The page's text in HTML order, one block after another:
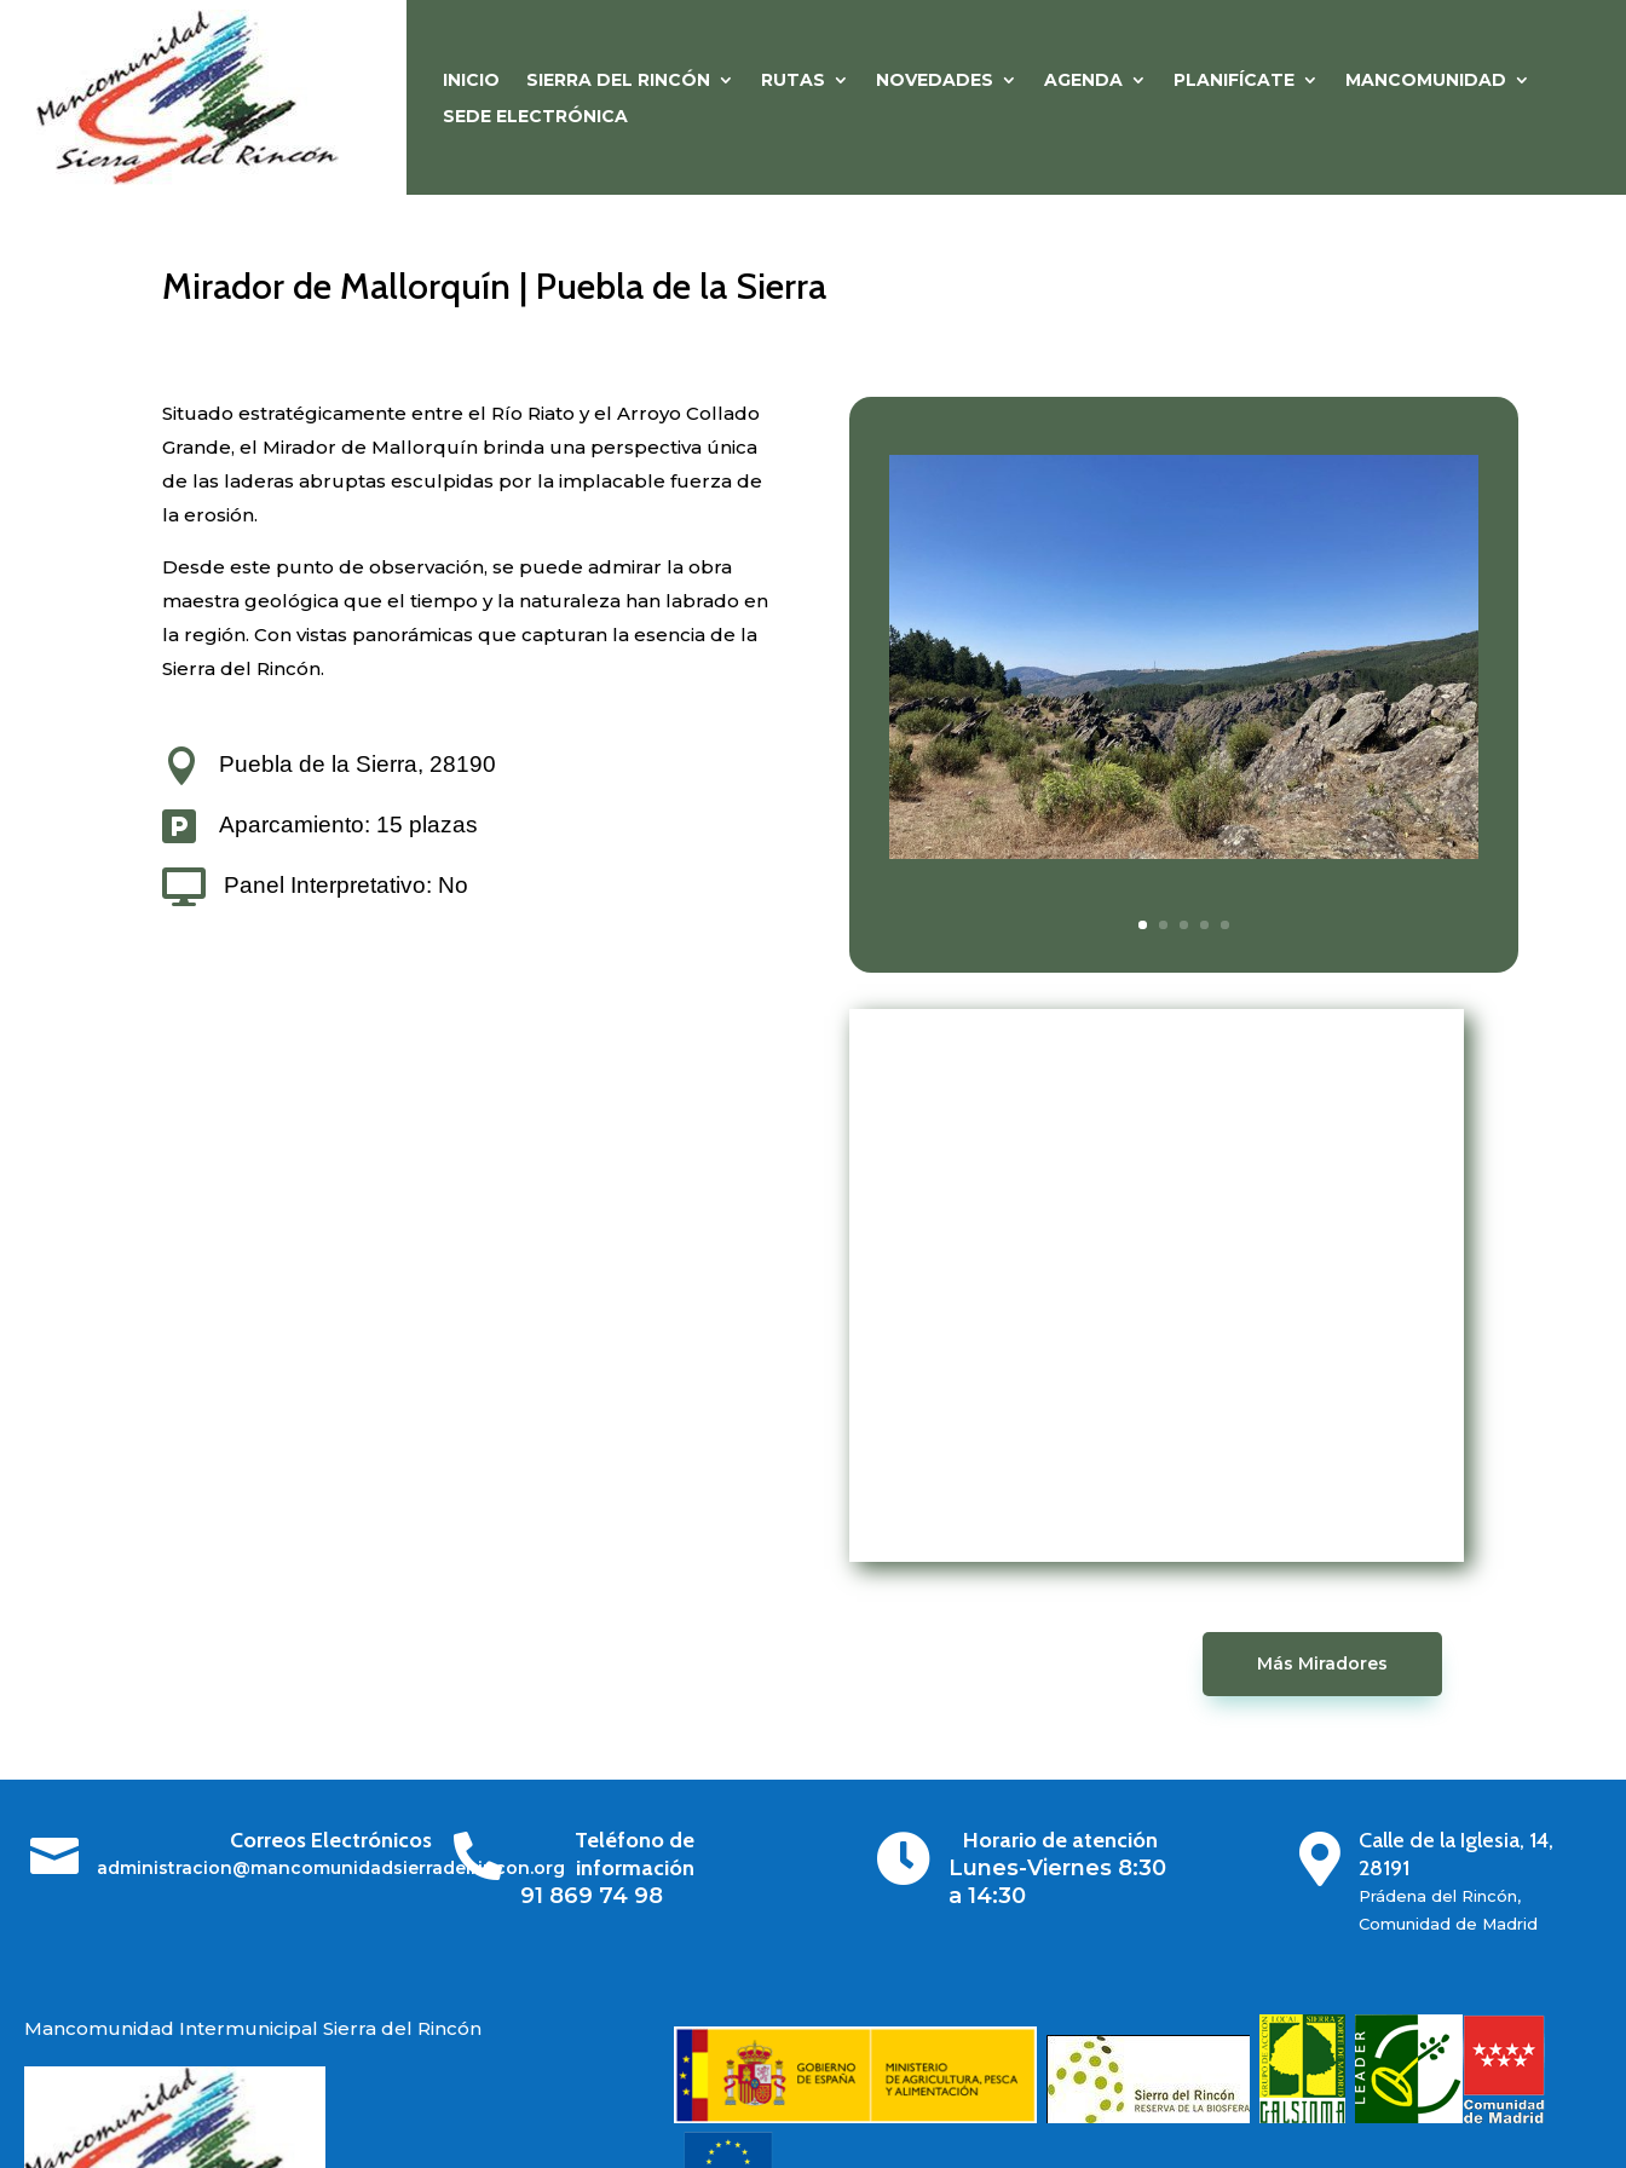
INICIO SIERRA DEL RINCÓN RUTAS NOVEDADES AGENDA PLANIFÍCATE
MANCOMUNIDAD
SEDE ELECTRÓNICA
Mirador de Mallorquín | Puebla de la Sierra
Situado estratégicamente entre el Río Riato y el Arroyo Collado
Grande, el Mirador de Mallorquín brinda una perspectiva única
de las laderas abruptas esculpidas por la implacable fuerza de
la erosión.
Desde este punto de observación, se puede admirar la obra
maestra geológica que el tiempo y la naturaleza han labrado en
la región. Con vistas panorámicas que capturan la esencia de la
Sierra del Rincón.
 Puebla de la Sierra, 28190
 Aparcamiento: 15 plazas
 Panel Interpretativo: No
Más Miradores
 Correos Electrónicos
administracion@mancomunidadsierradelrincon.org

Teléfono de
información
91 869 74 98

Horario de atención
Lunes-Viernes 8:30
a 14:30

Calle de la Iglesia, 14,
28191
Prádena del Rincón,
Comunidad de Madrid
Mancomunidad Intermunicipal Sierra del Rincón